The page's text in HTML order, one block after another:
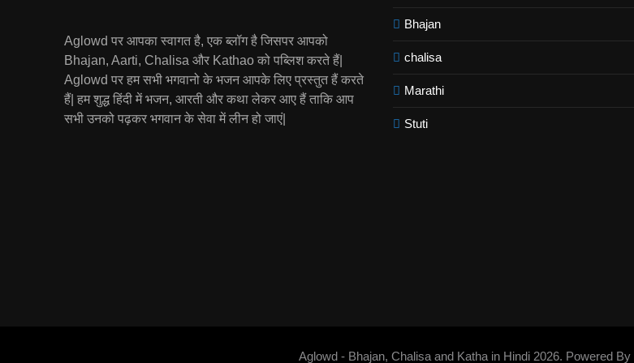
Aglowd पर आपका स्वागत है, एक ब्लॉग है जिसपर आपको
Bhajan, Aarti, Chalisa और Kathao को पब्लिश करते हैं|
Aglowd पर हम सभी भगवानो के भजन आपके लिए प्रस्तुत हैं करते
हैं| हम शुद्ध हिंदी में भजन, आरती और कथा लेकर आए हैं ताकि आप
सभी उनको पढ़कर भगवान के सेवा में लीन हो जाएं|
Bhajan
chalisa
Marathi
Stuti
Aglowd - Bhajan, Chalisa and Katha in Hindi 2026. Powered By